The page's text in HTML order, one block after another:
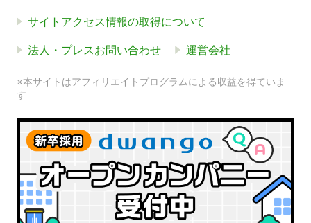
サイトアクセス情報の取得について
法人・プレスお問い合わせ 運営会社
※本サイトはアフィリエイトプログラムによる収益を得ていま
す